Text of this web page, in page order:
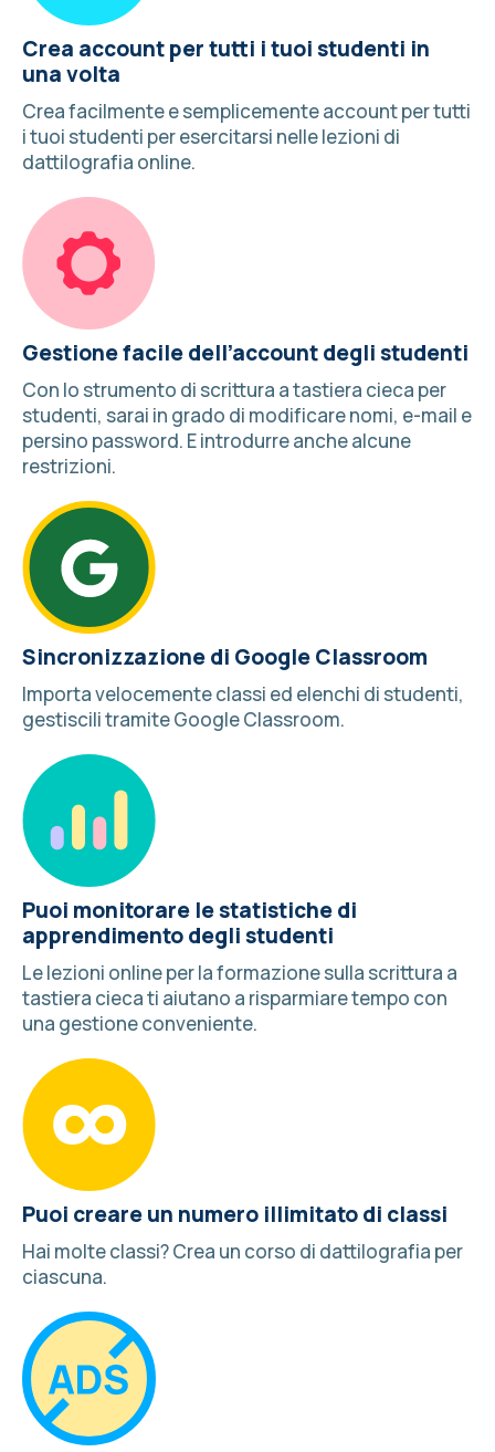
Crea account per tutti i tuoi studenti in
una volta
Crea facilmente e semplicemente account per tutti
i tuoi studenti per esercitarsi nelle lezioni di
dattilografia online.
Gestione facile dell’account degli studenti
Con lo strumento di scrittura a tastiera cieca per
studenti, sarai in grado di modificare nomi, e-mail e
persino password. E introdurre anche alcune
restrizioni.
Sincronizzazione di Google Classroom
Importa velocemente classi ed elenchi di studenti,
gestiscili tramiteGoogle Classroom.
Puoi monitorare le statistiche di
apprendimento degli studenti
Le lezioni online per la formazione sulla scrittura a
tastiera cieca ti aiutano a risparmiare tempo con
una gestione conveniente.
Puoi creare un numero illimitato di classi
Hai molte classi?Crea un corso di dattilografia per
ciascuna.